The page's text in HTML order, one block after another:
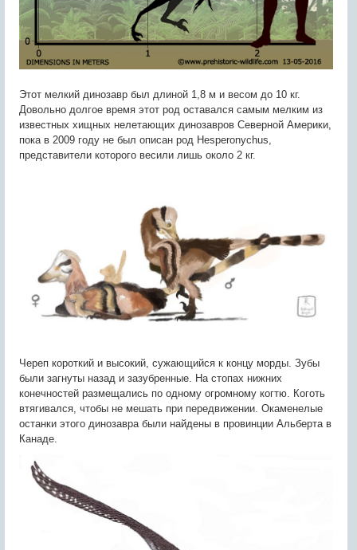
Этот мелкий динозавр был длиной 1,8 м и весом до 10 кг.
Довольно долгое время этот род оставался самым мелким из
известных хищных нелетающих динозавров Северной Америки,
пока в 2009 году не был описан род Hesperonychus,
представители которого весили лишь около 2 кг.
Череп короткий и высокий, сужающийся к концу морды. Зубы
были загнуты назад и зазубренные. На стопах нижних
конечностей размещались по одному огромному когтю. Коготь
втягивался, чтобы не мешать при передвижении. Окаменелые
останки этого динозавра были найдены в провинции Альберта в
Канаде.